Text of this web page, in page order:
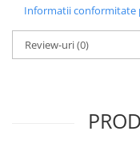
Carti
Junior Robotics
Lego Education
Informatii conformitate
Review-uri(0)